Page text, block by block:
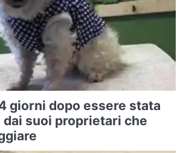
giorni dopo essere stata
dai suoi proprietari che